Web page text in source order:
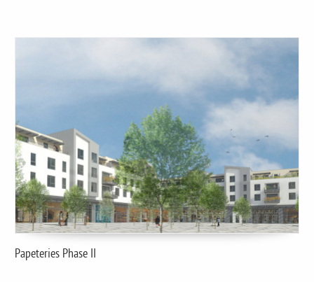
Papeteries Phase II